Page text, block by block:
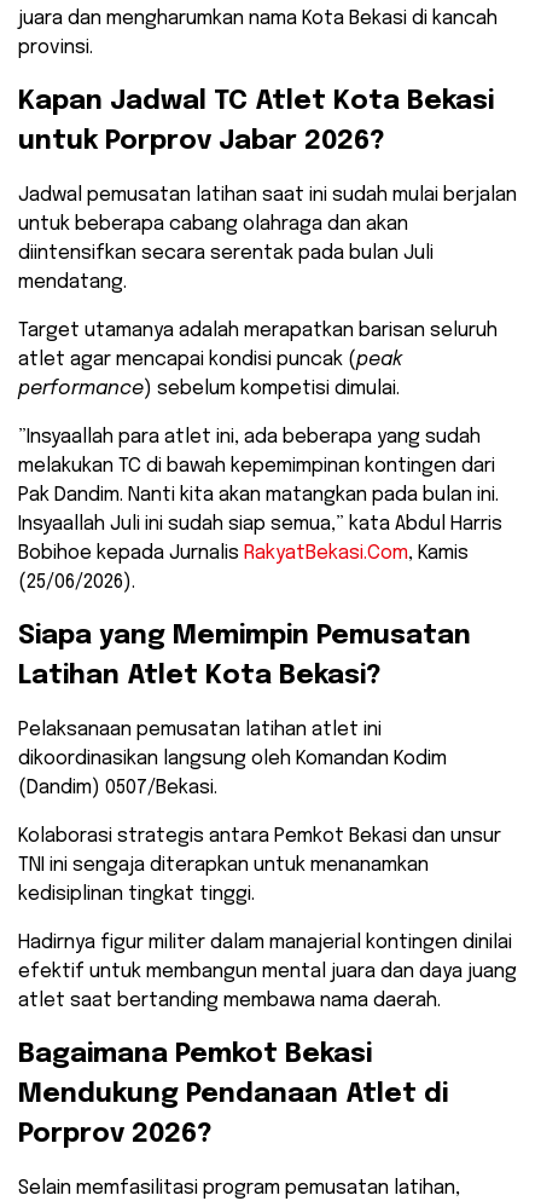
juara dan mengharumkan nama Kota Bekasi di kancah
provinsi.
​Kapan Jadwal TC Atlet Kota Bekasi
untuk Porprov Jabar 2026?
​Jadwal pemusatan latihan saat ini sudah mulai berjalan
untuk beberapa cabang olahraga dan akan
diintensifkan secara serentak pada bulan Juli
mendatang.
Target utamanya adalah merapatkan barisan seluruh
atlet agar mencapai kondisi puncak (peak
performance) sebelum kompetisi dimulai.
​”Insyaallah para atlet ini, ada beberapa yang sudah
melakukan TC di bawah kepemimpinan kontingen dari
Pak Dandim. Nanti kita akan matangkan pada bulan ini.
Insyaallah Juli ini sudah siap semua,” kata Abdul Harris
Bobihoe kepada Jurnalis RakyatBekasi.Com, Kamis
(25/06/2026).
​Siapa yang Memimpin Pemusatan
Latihan Atlet Kota Bekasi?
​Pelaksanaan pemusatan latihan atlet ini
dikoordinasikan langsung oleh Komandan Kodim
(Dandim) 0507/Bekasi.
Kolaborasi strategis antara Pemkot Bekasi dan unsur
TNI ini sengaja diterapkan untuk menanamkan
kedisiplinan tingkat tinggi.
Hadirnya figur militer dalam manajerial kontingen dinilai
efektif untuk membangun mental juara dan daya juang
atlet saat bertanding membawa nama daerah.
​Bagaimana Pemkot Bekasi
Mendukung Pendanaan Atlet di
Porprov 2026?
​Selain memfasilitasi program pemusatan latihan,